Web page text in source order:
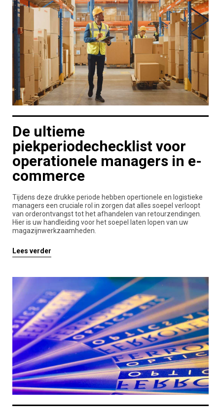
De ultieme
piekperiodechecklist voor
operationele managers in e-
commerce
Tijdens deze drukke periode hebben opertionele en logistieke
managers een cruciale rol in zorgen dat alles soepel verloopt
van orderontvangst tot het afhandelen van retourzendingen.
Hier is uw handleiding voor het soepel laten lopen van uw
magazijnwerkzaamheden.
Lees verder